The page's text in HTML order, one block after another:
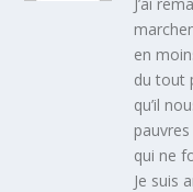
en
du tout
qu’il
qui ne
Je suis